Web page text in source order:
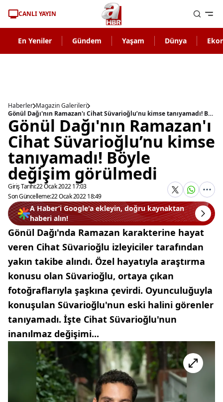
CANLI YAYIN
En Yeniler Gündem Yaşam Dünya
Haberler Magazin Galerileri
Gönül Dağı'nın Ramazan'ı Cihat Süvarioğlu’nu kimse tanıyamadı! Böyle değişim görülmedi
Gönül Dağı'nın Ramazan'ı
Cihat Süvarioğlu’nu kimse
tanıyamadı! Böyle
değişim görülmedi
Giriş Tarihi:22 Ocak 2022 17:03
Son Güncelleme:22 Ocak 2022 18:49
A Haber’i Google'a ekleyin, doğru kaynaktan
haberi alın!
Gönül Dağı'nda Ramazan karakterine hayat
veren Cihat Süvarioğlu izleyiciler tarafından
yakın takibe alındı. Özel hayatıyla araştırma
konusu olan Süvarioğlu, ortaya çıkan
fotoğraflarıyla şaşkına çevirdi. Oyunculuğuyla
konuşulan Süvarioğlu'nun eski halini görenler
tanıyamadı. İşte Cihat Süvarioğlu'nun
inanılmaz değişimi...